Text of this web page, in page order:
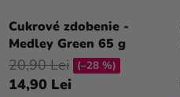
Cukrové zdobenie -
Medley Green 65 g
14,90 Lei
20,90 Lei (–28 %)